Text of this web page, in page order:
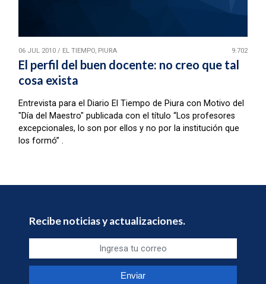
06 JUL 2010/ EL TIEMPO, PIURA 9.702
El perfil del buen docente: no creo que tal
cosa exista
Entrevista para el Diario El Tiempo de Piura con Motivo del
"Día del Maestro" publicada con el título “Los profesores
excepcionales, lo son por ellos y no por la institución que
los formó” .
Recibe noticias y actualizaciones.